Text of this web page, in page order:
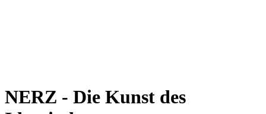
NERZ - Die Kunst des